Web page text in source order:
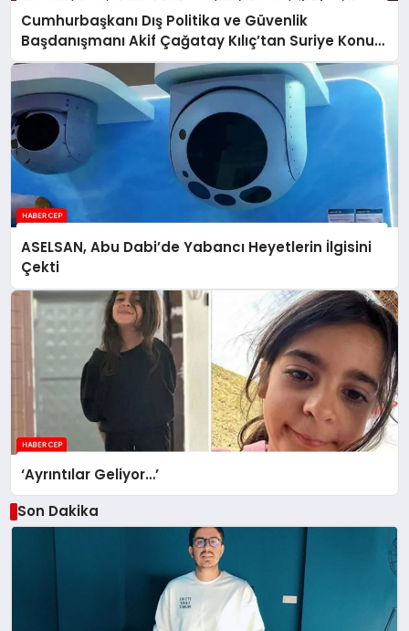
Cumhurbaşkanı Dış Politika ve Güvenlik
Başdanışmanı Akif Çağatay Kılıç’tan Suriye Konulu
Panelde Önemli Değerlendirmeler
ASELSAN, Abu Dabi’de Yabancı Heyetlerin İlgisini
Çekti
‘Ayrıntılar Geliyor…’
Son Dakika